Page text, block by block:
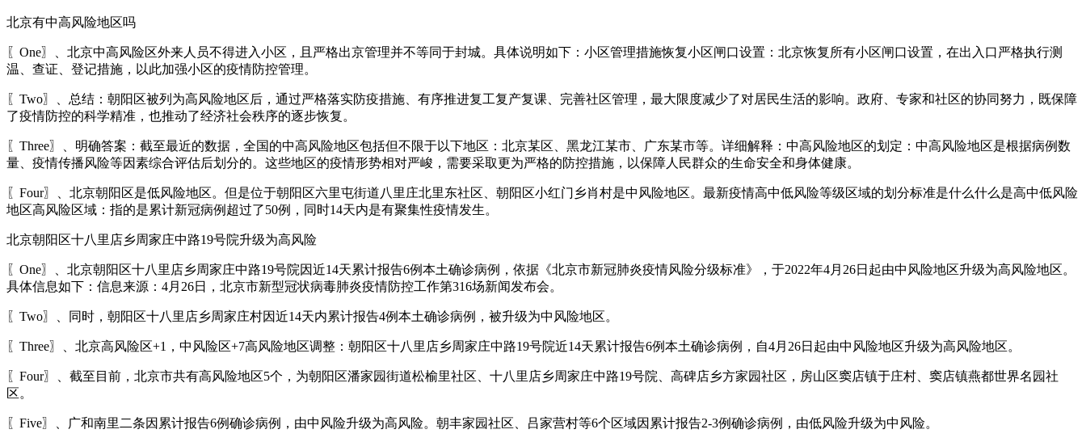
北京有中高风险地区吗
〖One〗、北京中高风险区外来人员不得进入小区，且严格出京管理并不等同于封城。具体说明如下：小区管理措施恢复小区闸口设置：北京恢复所有小区闸口设置，在出入口严格执行测
温、查证、登记措施，以此加强小区的疫情防控管理。
〖Two〗、总结：朝阳区被列为高风险地区后，通过严格落实防疫措施、有序推进复工复产复课、完善社区管理，最大限度减少了对居民生活的影响。政府、专家和社区的协同努力，既保障
了疫情防控的科学精准，也推动了经济社会秩序的逐步恢复。
〖Three〗、明确答案：截至最近的数据，全国的中高风险地区包括但不限于以下地区：北京某区、黑龙江某市、广东某市等。详细解释：中高风险地区的划定：中高风险地区是根据病例数
量、疫情传播风险等因素综合评估后划分的。这些地区的疫情形势相对严峻，需要采取更为严格的防控措施，以保障人民群众的生命安全和身体健康。
〖Four〗、北京朝阳区是低风险地区。但是位于朝阳区六里屯街道八里庄北里东社区、朝阳区小红门乡肖村是中风险地区。最新疫情高中低风险等级区域的划分标准是什么什么是高中低风险
地区高风险区域：指的是累计新冠病例超过了50例，同时14天内是有聚集性疫情发生。
北京朝阳区十八里店乡周家庄中路19号院升级为高风险
〖One〗、北京朝阳区十八里店乡周家庄中路19号院因近14天累计报告6例本土确诊病例，依据《北京市新冠肺炎疫情风险分级标准》，于2022年4月26日起由中风险地区升级为高风险地区。
具体信息如下：信息来源：4月26日，北京市新型冠状病毒肺炎疫情防控工作第316场新闻发布会。
〖Two〗、同时，朝阳区十八里店乡周家庄村因近14天内累计报告4例本土确诊病例，被升级为中风险地区。
〖Three〗、北京高风险区+1，中风险区+7高风险地区调整：朝阳区十八里店乡周家庄中路19号院近14天累计报告6例本土确诊病例，自4月26日起由中风险地区升级为高风险地区。
〖Four〗、截至目前，北京市共有高风险地区5个，为朝阳区潘家园街道松榆里社区、十八里店乡周家庄中路19号院、高碑店乡方家园社区，房山区窦店镇于庄村、窦店镇燕都世界名园社
区。
〖Five〗、广和南里二条因累计报告6例确诊病例，由中风险升级为高风险。朝丰家园社区、吕家营村等6个区域因累计报告2-3例确诊病例，由低风险升级为中风险。